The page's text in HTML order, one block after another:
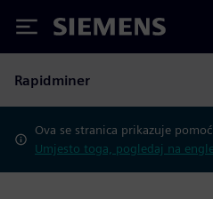
Siemens
Rapidminer
Ova se stranica prikazuje
Umjesto toga, pogledaj na